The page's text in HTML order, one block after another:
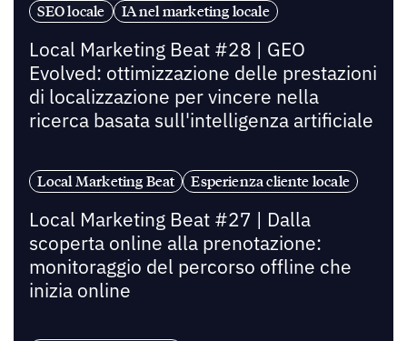
SEO locale
IA nel marketing locale
Local Marketing Beat #28 | GEO
Evolved: ottimizzazione delle prestazioni
di localizzazione per vincere nella
ricerca basata sull'intelligenza artificiale
Local Marketing Beat Esperienza cliente locale
Local Marketing Beat #27 | Dalla
scoperta online alla prenotazione:
monitoraggio del percorso offline che
inizia online